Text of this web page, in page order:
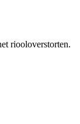
riooloverstorten.